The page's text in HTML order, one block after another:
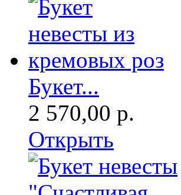
Букет...
2 570,00 р.
Открыть